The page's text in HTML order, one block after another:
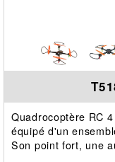
Quadrocoptère RC
équipé d'un
Son point fort, une